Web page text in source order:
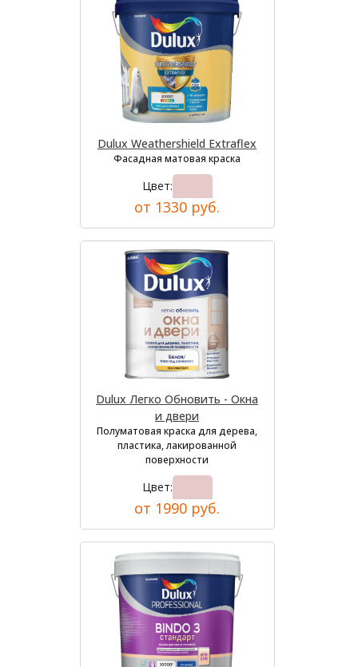
Dulux Weathershield Extraflex
Фасадная матовая краска
Цвет:
от 1330 руб.
Dulux Легко Обновить - Окна
и двери
Полуматовая краска для дерева,
пластика, лакированной
поверхности
Цвет:
от 1990 руб.